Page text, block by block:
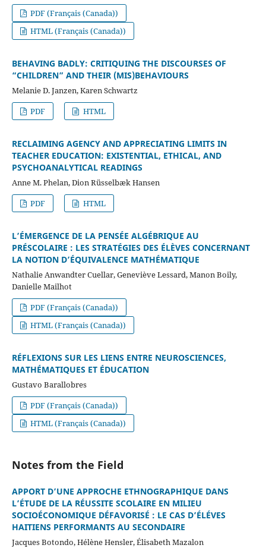
PDF (Français (Canada))
HTML (Français (Canada))
BEHAVING BADLY: CRITIQUING THE DISCOURSES OF
“CHILDREN” AND THEIR (MIS)BEHAVIOURS
Melanie D. Janzen, Karen Schwartz
PDF
HTML
RECLAIMING AGENCY AND APPRECIATING LIMITS IN
TEACHER EDUCATION: EXISTENTIAL, ETHICAL, AND
PSYCHOANALYTICAL READINGS
Anne M. Phelan, Dion Rüsselbæk Hansen
PDF
HTML
L’ÉMERGENCE DE LA PENSÉE ALGÉBRIQUE AU
PRÉSCOLAIRE : LES STRATÉGIES DES ÉLÈVES CONCERNANT
LA NOTION D’ÉQUIVALENCE MATHÉMATIQUE
Nathalie Anwandter Cuellar, Geneviève Lessard, Manon Boily,
Danielle Mailhot
PDF (Français (Canada))
HTML (Français (Canada))
RÉFLEXIONS SUR LES LIENS ENTRE NEUROSCIENCES,
MATHÉMATIQUES ET ÉDUCATION
Gustavo Barallobres
PDF (Français (Canada))
HTML (Français (Canada))
Notes from the Field
APPORT D’UNE APPROCHE ETHNOGRAPHIQUE DANS
L’ÉTUDE DE LA RÉUSSITE SCOLAIRE EN MILIEU
SOCIOÉCONOMIQUE DÉFAVORISÉ : LE CAS D’ÉLÉVES
HAITIENS PERFORMANTS AU SECONDAIRE
Jacques Botondo, Hélène Hensler, Élisabeth Mazalon